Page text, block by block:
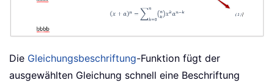
Die Gleichungsbeschriftung-Funktion fügt der
ausgewählten Gleichung schnell eine Beschriftung